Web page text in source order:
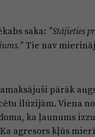
saka: "Stājieties
Tie nav
pārāk
ilūzijām. Viena
ka ļaunums
agresors kļūs